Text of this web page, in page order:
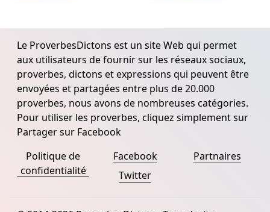
Le ProverbesDictons est un site Web qui permet
aux utilisateurs de fournir sur les réseaux sociaux,
proverbes, dictons et expressions qui peuvent être
envoyées et partagées entre plus de 20.000
proverbes, nous avons de nombreuses catégories.
Pour utiliser les proverbes, cliquez simplement sur
Partager sur Facebook
Politique de
confidentialité
Facebook
Twitter
Partnaires